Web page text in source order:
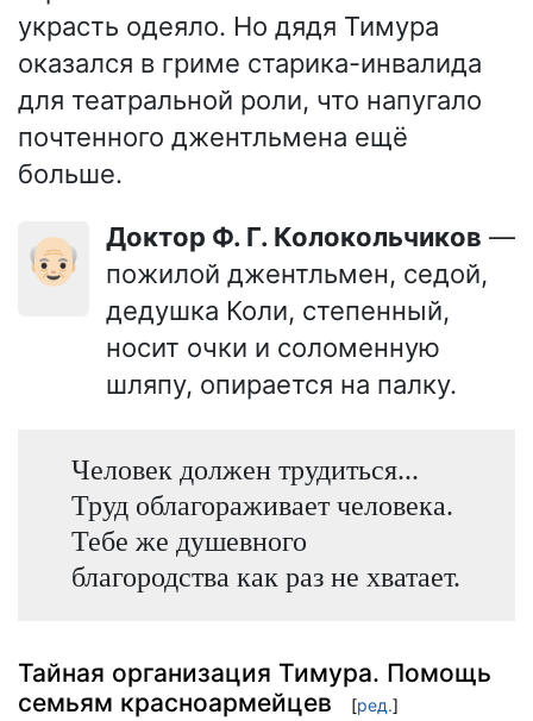
украсть одеяло. Но дядя Тимура
оказался в гриме старика-инвалида
для театральной роли, что напугало
почтенного джентльмена ещё
больше.
👴🏻 Доктор Ф. Г. Колокольчиков —
пожилой джентльмен, седой,
дедушка Коли, степенный,
носит очки и соломенную
шляпу, опирается на палку.
Человек должен трудиться...
Труд облагораживает человека.
Тебе же душевного
благородства как раз не хватает.
Тайная организация Тимура. Помощь
семьям красноармейцев
[ред.]